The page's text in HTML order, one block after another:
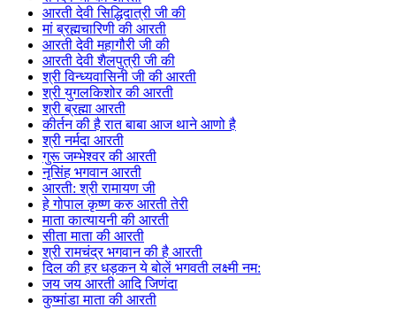
आरती देवी सिद्धिदात्री जी की
मां ब्रह्मचारिणी की आरती
आरती देवी महागौरी जी की
आरती देवी शैलपुत्री जी की
श्री विन्ध्यवासिनी जी की आरती
श्री युगलकिशोर की आरती
श्री ब्रह्मा आरती
कीर्तन की है रात बाबा आज थाने आणो है
श्री नर्मदा आरती
गुरू जम्भेश्वर की आरती
नृसिंह भगवान आरती
आरती: श्री रामायण जी
हे गोपाल कृष्ण करु आरती तेरी
माता कात्यायनी की आरती
सीता माता की आरती
श्री रामचंद्र भगवान की है आरती
दिल की हर धड़कन ये बोलें भगवती लक्ष्मी नम:
जय जय आरती आदि जिणंदा
कुष्मांडा माता की आरती